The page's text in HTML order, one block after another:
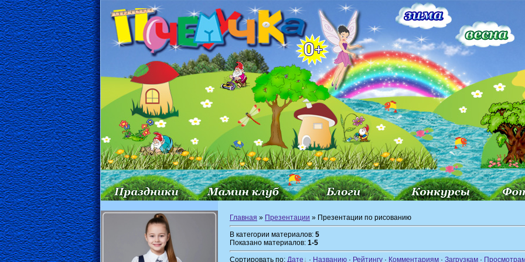
Главная » Презентации » Презентации по рисованию
В категории материалов: 5
Показано материалов: 1-5
Сортировать по: Дате · Названию · Рейтингу · Комментариям · Загрузкам ·